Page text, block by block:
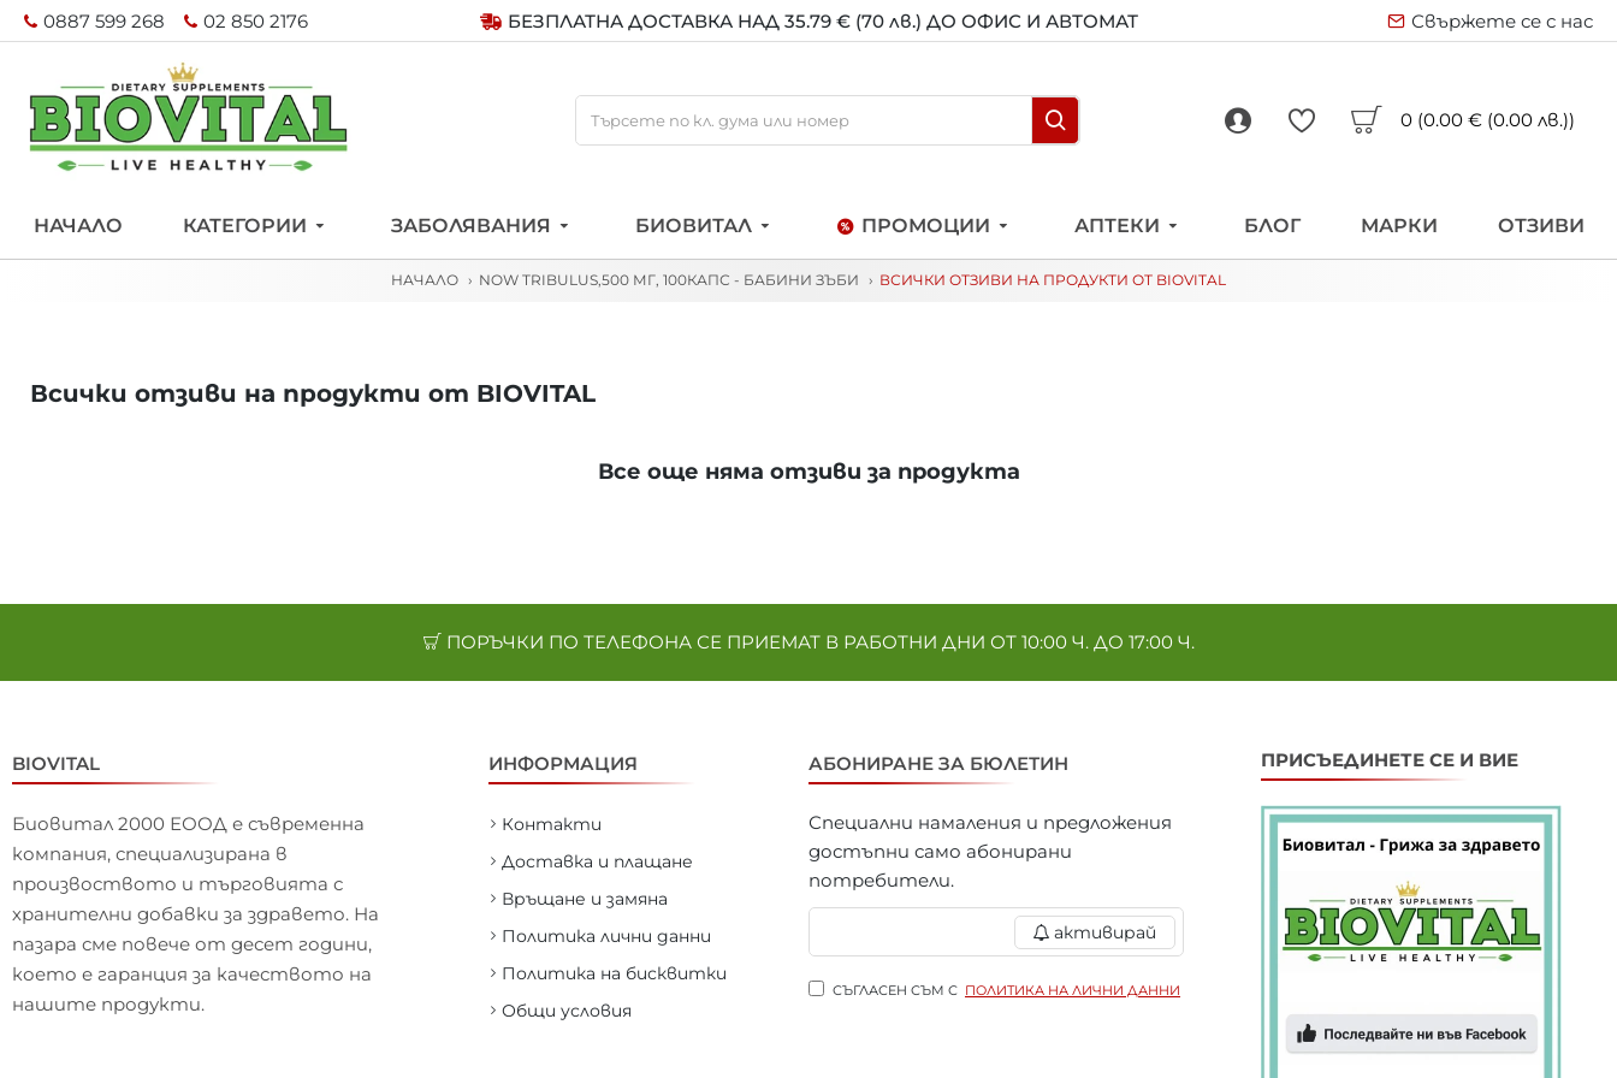
0887 599 268 02 850 2176 БЕЗПЛАТНА ДОСТАВКА НАД 35.79 € (70 лв.) ДО ОФИС И АВТОМАТ Свържете се с нас
0 (0.00 € (0.00 лв.))
НАЧАЛО КАТЕГОРИИ ЗАБОЛЯВАНИЯ БИОВИТАЛ ПРОМОЦИИ АПТЕКИ БЛОГ МАРКИ ОТЗИВИ
НАЧАЛО NOW TRIBULUS,500 МГ, 100КАПС - БАБИНИ ЗЪБИ ВСИЧКИ ОТЗИВИ НА ПРОДУКТИ ОТ BIOVITAL
Всички отзиви на продукти от BIOVITAL
Все още няма отзиви за продукта
ПОРЪЧКИ ПО ТЕЛЕФОНА СЕ ПРИЕМАТ В РАБОТНИ ДНИ ОТ 10:00 Ч. ДО 17:00 Ч.
BIOVITAL
Биовитал 2000 ЕООД е съвременна
компания, специализирана в
произвоството и търговията с
хранителни добавки за здравето. На
пазара сме повече от десет години,
което е гаранция за качеството на
нашите продукти.
ИНФОРМАЦИЯ
Контакти
Доставка и плащане
Връщане и замяна
Политика лични данни
Политика на бисквитки
Общи условия
АБОНИРАНЕ ЗА БЮЛЕТИН
Специални намаления и предложения
достъпни само абонирани
потребители.
активирай
СЪГЛАСЕН СЪМ С ПОЛИТИКА НА ЛИЧНИ ДАННИ
ПРИСЪЕДИНЕТЕ СЕ И ВИЕ